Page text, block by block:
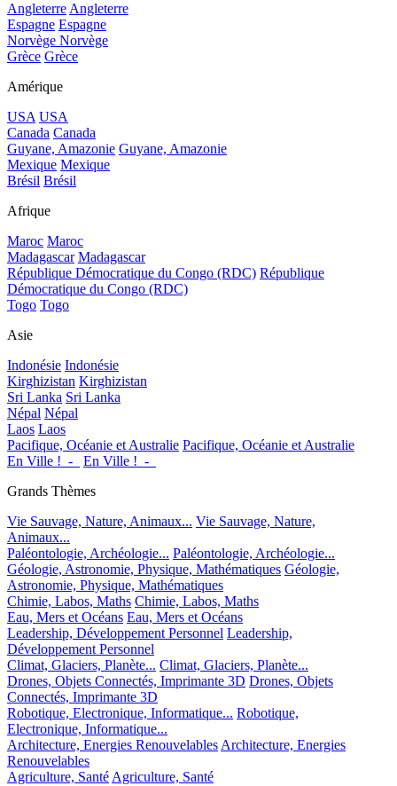
AngleterreAngleterre
Espagne Espagne
Norvège Norvège
Grèce Grèce
Amérique
USA USA
Canada Canada
Guyane, Amazonie Guyane, Amazonie
Mexique Mexique
Brésil Brésil
Afrique
Maroc Maroc
Madagascar Madagascar
République Démocratique du Congo (RDC) République
Démocratique du Congo (RDC)
Togo Togo
Asie
Indonésie Indonésie
Kirghizistan Kirghizistan
Sri Lanka Sri Lanka
Népal Népal
Laos Laos
Pacifique, Océanie et Australie Pacifique, Océanie et Australie
En Ville !_-_
En Ville !_-_
Grands Thèmes
Vie Sauvage, Nature, Animaux... Vie Sauvage, Nature,
Animaux...
Paléontologie, Archéologie... Paléontologie, Archéologie...
Géologie, Astronomie, Physique, Mathématiques Géologie,
Astronomie, Physique, Mathématiques
Chimie, Labos, Maths Chimie, Labos, Maths
Eau, Mers et Océans Eau, Mers et Océans
Leadership, Développement Personnel Leadership,
Développement Personnel
Climat, Glaciers, Planète... Climat, Glaciers, Planète...
Drones, Objets Connectés, Imprimante 3D Drones, Objets
Connectés, Imprimante 3D
Robotique, Electronique, Informatique... Robotique,
Electronique, Informatique...
Architecture, Energies RenouvelablesArchitecture, Energies
Renouvelables
Agriculture, SantéAgriculture, Santé